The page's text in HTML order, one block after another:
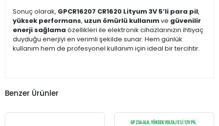
Sonuç olarak, GPCR16207 CR1620 Lityum 3V 5’li para pil,
yüksek performans, uzun ömürlü kullanımve güvenilir
enerji sağlama özellikleri ile elektronik cihazlarınızın ihtiyaç
duyduğu enerjiyi en verimli şekilde sunar. Hem günlük
kullanım hem de profesyonel kullanım için ideal bir tercihtir.
Benzer Ürünler